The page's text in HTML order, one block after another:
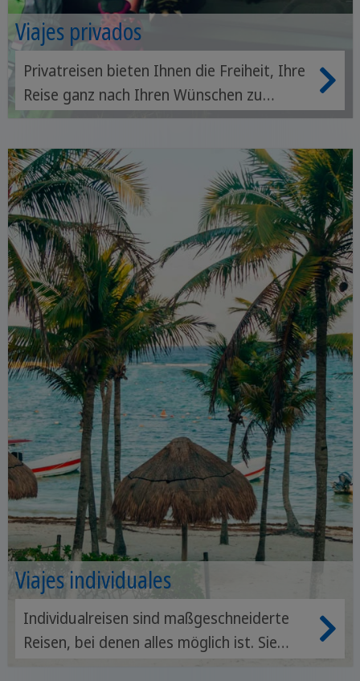
Viajes privados
Privatreisen bieten Ihnen die Freiheit, Ihre
Reise ganz nach Ihren Wünschen zu
gestalten. Sie erhalten eine private
Erfahrung unserer Partner vor Ort.
Viajes individuales
Individualreisen sind maßgeschneiderte
Reisen, bei denen alles möglich ist. Sie
gestalten Ihren Reiseverlauf in Mexiko